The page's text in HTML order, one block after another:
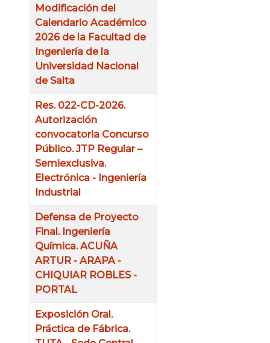
Modificación del
Calendario Académico
2026 de la Facultad de
Ingeniería de la
Universidad Nacional
de Salta
Res. 022-CD-2026.
Autorización
convocatoria Concurso
Público. JTP Regular –
Semiexclusiva.
Electrónica - Ingeniería
Industrial
Defensa de Proyecto
Final. Ingeniería
Química. ACUÑA
ARTUR - ARAPA -
CHIQUIAR ROBLES -
PORTAL
Exposición Oral.
Práctica de Fábrica.